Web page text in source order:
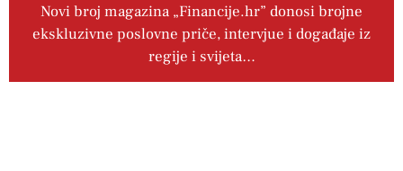
Novi broj magazina „Financije.hr” donosi brojne
ekskluzivne poslovne priče, intervjue i događaje iz
regije i svijeta…